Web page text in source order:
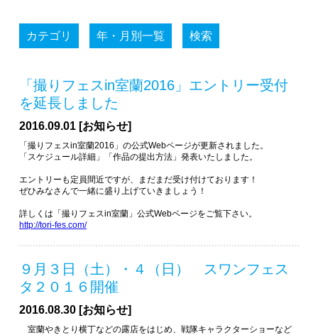
カテゴリ 年・月別一覧 検索
「撮りフェスin室蘭2016」エントリー受付
を延長しました
2016.09.01 [お知らせ]
「撮りフェスin室蘭2016」の公式Webページが更新されました。
「スケジュール詳細」「作品の提出方法」発表いたしました。
エントリーも定員間近ですが、まだまだ受け付けております！
ぜひみなさんで一緒に盛り上げていきましょう！
詳しくは「撮りフェスin室蘭」公式Webページをご覧下さい。
http://tori-fes.com/
９月３日（土）・４（日） スワンフェス
タ２０１６開催
2016.08.30 [お知らせ]
室蘭やきとり横丁などの露店をはじめ、戦隊キャラクターショーなど